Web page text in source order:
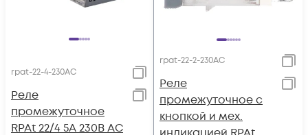
rpat-22-4-230AC
Реле
промежуточное
RPAt 22/4 5А 230В AC
rpat-22-2-230AC
Реле
промежуточное с
кнопкой и мех.